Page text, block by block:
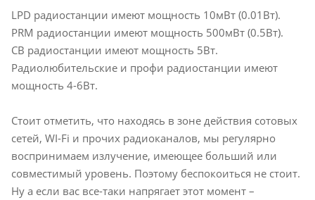
LPD радиостанции имеют мощность 10мВт (0.01Вт).
PRM радиостанции имеют мощность 500мВт (0.5Вт).
CB радиостанции имеют мощность 5Вт.
Радиолюбительские и профи радиостанции имеют
мощность 4-6Вт.
Стоит отметить, что находясь в зоне действия сотовых
сетей, WI-Fi и прочих радиоканалов, мы регулярно
воспринимаем излучение, имеющее больший или
совместимый уровень. Поэтому беспокоиться не стоит.
Ну а если вас все-таки напрягает этот момент –